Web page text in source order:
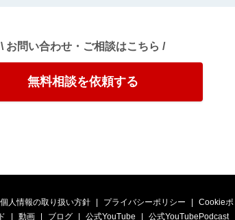
\ お問い合わせ・ご相談はこちら /
無料相談を依頼する
個人情報の取り扱い方針 プライバシーポリシー
Cookieポ
動画 ブログ 公式YouTube 公式YouTubePodcast